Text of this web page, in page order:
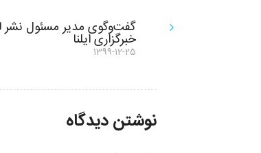
راهبری
نوشته
گفت‌وگوی مدیر مسئول نشر
خبرگزاری ایلنا
نوشته
1399-12-25
نوشتن دیدگاه